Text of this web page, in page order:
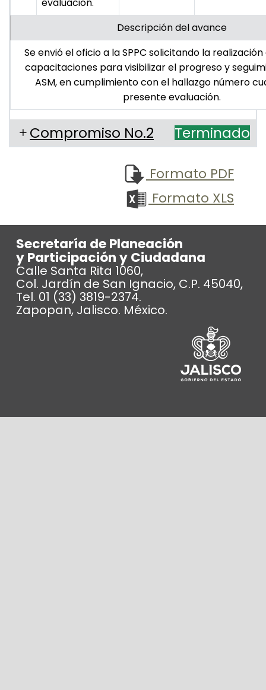
Descripción del avance
Se envió el oficio a la SPPC solicitando la
capacitaciones para visibilizar el progreso y
ASM, en cumplimiento con el hallazgo número
presente evaluación.
Compromiso No.2 Terminado
Formato PDF
Formato XLS
Secretaría de Planeación
y Participación y Ciudadana
Calle Santa Rita 1060,
Col. Jardín de San Ignacio, C.P. 45040,
Tel. 01 (33) 3819-2374.
Zapopan, Jalisco. México.